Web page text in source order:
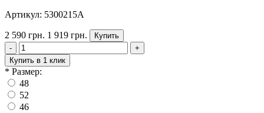
Артикул: 5300215A
2 590 грн. 1 919 грн.
Купить
-
+
Купить в 1 клик
* Размер:
48
52
46